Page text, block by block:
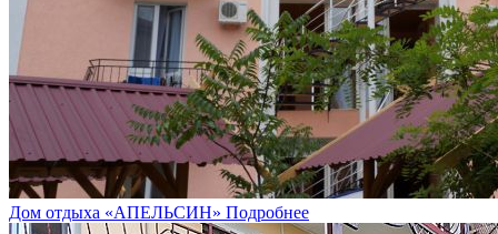
Дом отдыха «АПЕЛЬСИН» Подробнее